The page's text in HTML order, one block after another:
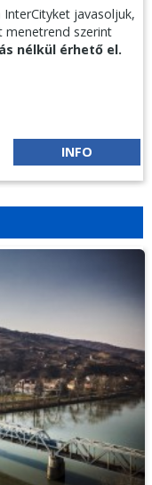
javasoljuk,
menetrend szerint
nélkül érhető el.
INFO